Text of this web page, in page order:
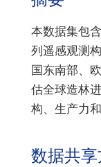
本数据集包
列遥感观测
国东南部、
估全球造林
构、生产力
数据共享